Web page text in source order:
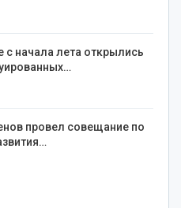
с начала лета открылись
провел совещание по